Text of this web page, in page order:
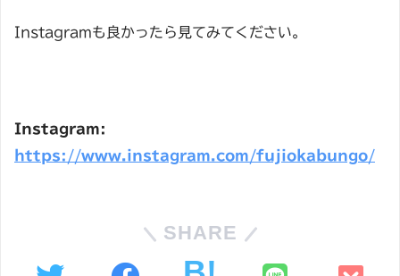
Instagramも良かったら見てみてください。
Instagram:
https://www.instagram.com/fujiokabungo/
SHARE